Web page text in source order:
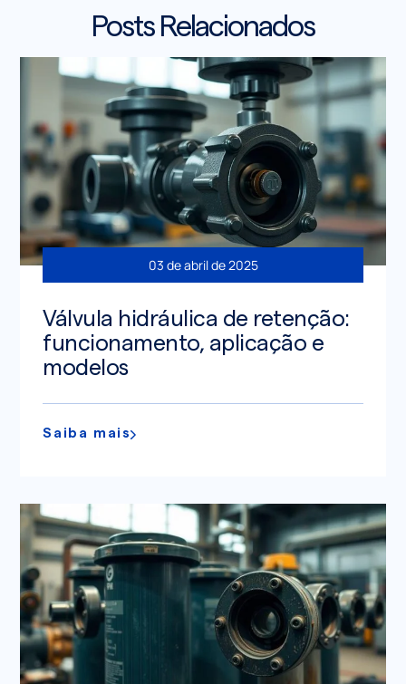
Posts Relacionados
03 de abril de 2025
Válvula hidráulica de retenção:
funcionamento, aplicação e
modelos
Saiba mais